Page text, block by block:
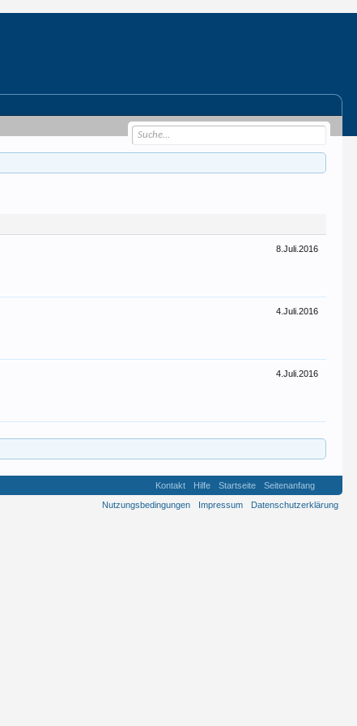
8.Juli.2016
4.Juli.2016
4.Juli.2016
Kontakt Hilfe Startseite
Seitenanfang
Nutzungsbedingungen
Impressum Datenschutzerklärung